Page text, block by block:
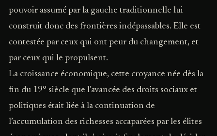
pouvoir assumé par la gauche traditionnelle lui
construit donc des frontières indépassables. Elle est
contestée par ceux qui ont peur du changement, et
par ceux qui le propulsent.
La croissance économique, cette croyance née dès la
fin du 19° siècle que l’avancée des droits sociaux et
politiques était liée à la continuation de
l’accumulation des richesses accaparées par les élites